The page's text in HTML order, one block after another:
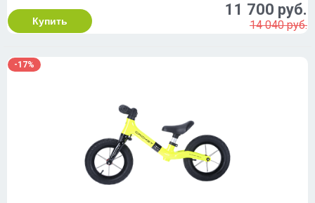
Купить
11 700 руб.
14 040 руб.
-17%